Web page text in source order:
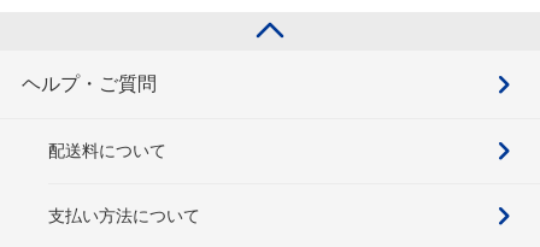
ヘルプ・ご質問
配送料について
支払い方法について